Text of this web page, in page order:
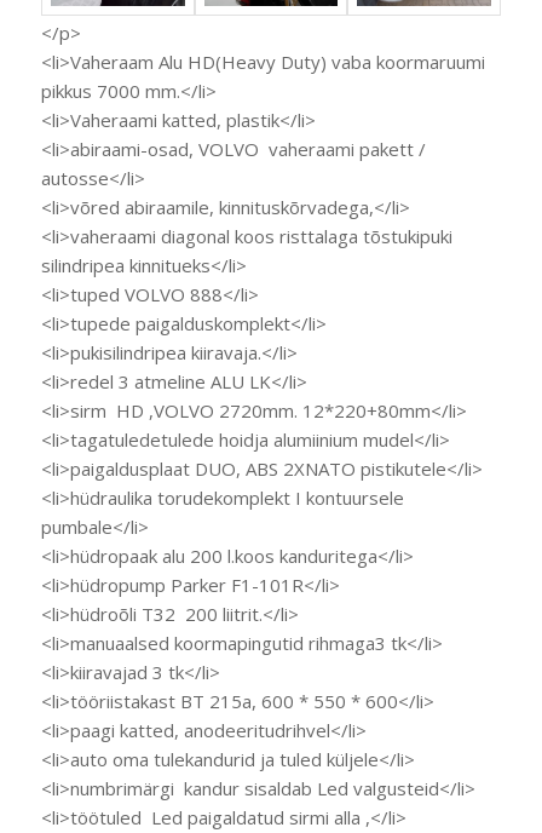
</p>
<li>Vaheraam Alu HD(Heavy Duty) vaba koormaruumi
pikkus 7000 mm.</li>
<li>Vaheraami katted, plastik</li>
<li>abiraami-osad, VOLVO vaheraami pakett /
autosse</li>
<li>võred abiraamile, kinnituskõrvadega,</li>
<li>vaheraami diagonal koos risttalaga tõstukipuki
silindripea kinnitueks</li>
<li>tuped VOLVO 888</li>
<li>tupede paigalduskomplekt</li>
<li>pukisilindripea kiiravaja.</li>
<li>redel 3 atmeline ALU LK</li>
<li>sirm HD ,VOLVO 2720mm. 12*220+80mm</li>
<li>tagatuledetulede hoidja alumiinium mudel</li>
<li>paigaldusplaat DUO, ABS 2XNATO pistikutele</li>
<li>hüdraulika torudekomplekt I kontuursele
pumbale</li>
<li>hüdropaak alu 200 l.koos kanduritega</li>
<li>hüdropump Parker F1-101R</li>
<li>hüdroõli T32 200 liitrit.</li>
<li>manuaalsed koormapingutid rihmaga3 tk</li>
<li>kiiravajad 3 tk</li>
<li>tööriistakast BT 215a, 600 * 550 * 600</li>
<li>paagi katted, anodeeritudrihvel</li>
<li>auto oma tulekandurid ja tuled küljele</li>
<li>numbrimärgi kandur sisaldab Led valgusteid</li>
<li>töötuled Led paigaldatud sirmi alla ,</li>